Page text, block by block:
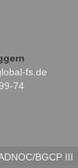
fs.de
74
BGCP III